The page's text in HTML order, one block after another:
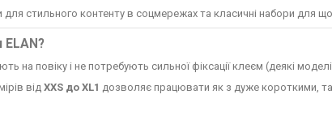
для стильного контенту в соцмережах та класичні набори для
на повіку і не потребують сильної фіксації клеєм (деякі
відXXS до XL1 дозволяє працювати як з дуже короткими,